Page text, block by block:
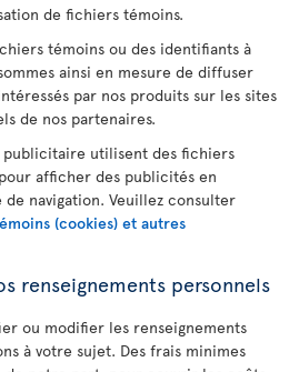
de fichiers témoins.
témoins ou des identifiants à
ainsi en mesure de diffuser
par nos produits sur les sites
de nos partenaires.
publicitaire utilisent des fichiers
afficher des publicités en
navigation. Veuillez consulter
(cookies) et autres
renseignements personnels
ou modifier les renseignements
à votre sujet. Des frais minimes